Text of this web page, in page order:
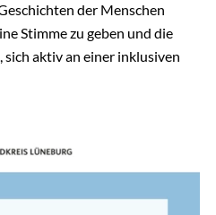
der Menschen
Stimme zu geben und die
aktiv an einer inklusiven